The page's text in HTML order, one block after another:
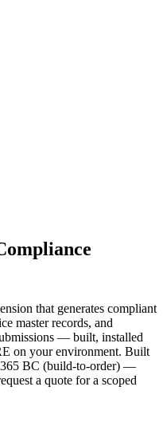
that generates compliant
master records, and
— built, installed
on your environment. Built
BC (build-to-order) —
a quote for a scoped